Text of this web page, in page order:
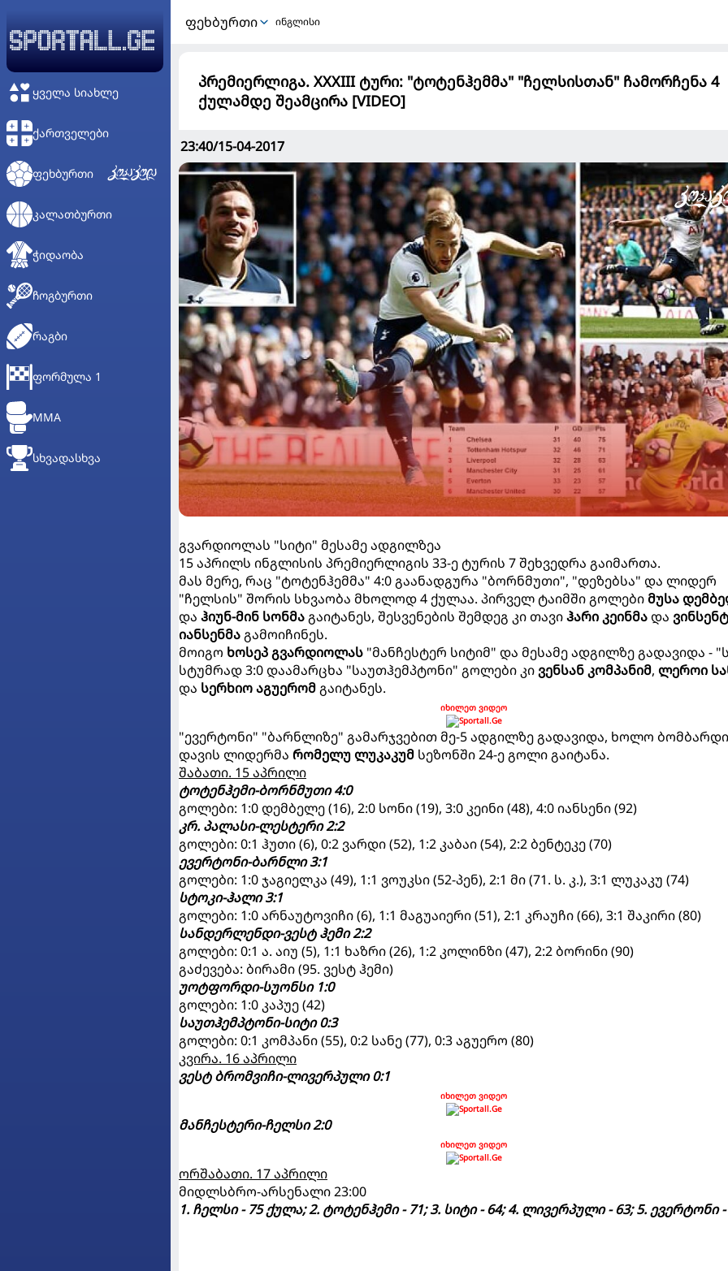
ᲧᲕᲔᲚᲐ ᲡᲘᲐᲮᲚᲔ
ᲥᲐᲠᲗᲕᲔᲚᲔᲑᲘ
ᲤᲔᲮᲑᲣᲠᲗᲘ
ᲙᲐᲚᲐᲗᲑᲣᲠᲗᲘ
ᲭᲘᲓᲐᲝᲑᲐ
ᲩᲝᲒᲑᲣᲠᲗᲘ
ᲠᲐᲒᲑᲘ
ᲤᲝᲠᲛᲣᲚᲐ 1
MMA
ᲡᲮᲕᲐᲓᲐᲡᲮᲕᲐ
ᲤᲔᲮᲑᲣᲠᲗᲘ ინგლისი
პრემიერლიგა. XXXIII ტური: "ტოტენჰემმა" "ჩელსისთან" ჩამორჩენა 4
ქულამდე შეამცირა [VIDEO]
23:40/15-04-2017
გვარდიოლას "სიტი" მესამე ადგილზეა
15 აპრილს ინგლისის პრემიერლიგის 33-ე ტურის 7 შეხვედრა გაიმართა.
მას მერე, რაც "ტოტენჰემმა" 4:0 გაანადგურა "ბორნმუთი", "დეზებსა" და ლიდერ
"ჩელსის" შორის სხვაობა მხოლოდ 4 ქულაა. პირველ ტაიმში გოლებიმუსა
და ჰიუნ-მინ სონმაგაიტანეს, შესვენების შემდეგ კი თავიჰარი კეინმადა ვინსენტ
იანსენმაგამოიჩინეს.
მოიგო ხოსეპ გვარდიოლას "მანჩესტერ სიტიმ" და მესამე ადგილზე გადავიდა -
სტუმრად 3:0 დაამარცხა "საუთჰემპტონი" გოლები კივენსან კომპანიმ, ლეროი
და სერხიო აგუერომგაიტანეს.
იხილეთ ვიდეო
"ევერტონი" "ბარნლიზე" გამარჯვებით მე-5 ადგილზე გადავიდა, ხოლო
დავის ლიდერმა რომელუ ლუკაკუმ სეზონში 24-ე გოლი გაიტანა.
შაბათი. 15 აპრილი
ტოტენჰემი-ბორნმუთი 4:0
გოლები: 1:0 დემბელე (16), 2:0 სონი (19), 3:0 კეინი (48), 4:0 იანსენი (92)
კრ. პალასი-ლესტერი 2:2
გოლები: 0:1 ჰუთი (6), 0:2 ვარდი (52), 1:2 კაბაი (54), 2:2 ბენტეკე (70)
ევერტონი-ბარნლი 3:1
გოლები: 1:0 ჯაგიელკა (49), 1:1 ვოუკსი (52-პენ), 2:1 მი (71. ს. კ.), 3:1 ლუკაკუ (74)
სტოკი-ჰალი 3:1
გოლები: 1:0 არნაუტოვიჩი (6), 1:1 მაგუაიერი (51), 2:1 კრაუჩი (66), 3:1 შაკირი (80)
სანდერლენდი-ვესტ ჰემი 2:2
გოლები: 0:1 ა. აიუ (5), 1:1 ხაზრი (26), 1:2 კოლინზი (47), 2:2 ბორინი (90)
გაძევება: ბირამი (95. ვესტ ჰემი)
უოტფორდი-სუონსი 1:0
გოლები: 1:0 კაპუე (42)
საუთჰემპტონი-სიტი 0:3
გოლები: 0:1 კომპანი (55), 0:2 სანე (77), 0:3 აგუერო (80)
კვირა. 16 აპრილი
ვესტ ბრომვიჩი-ლივერპული 0:1
იხილეთ ვიდეო
მანჩესტერი-ჩელსი 2:0
იხილეთ ვიდეო
ორშაბათი. 17 აპრილი
მიდლსბრო-არსენალი 23:00
1. ჩელსი - 75 ქულა; 2. ტოტენჰემი - 71; 3. სიტი - 64; 4. ლივერპული - 63; 5. ევერტონი -